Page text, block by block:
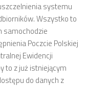
systemu
Wszystko to
samochodzie
Poczcie Polskiej
Ewidencji
to z już istniejącym
do danych z